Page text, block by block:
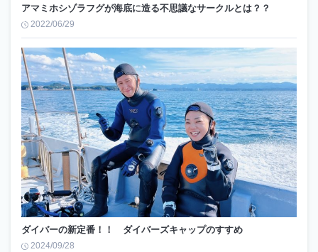
アマミホシゾラフグが海底に造る不思議なサークルとは？？
2022/06/29
ダイバーの新定番！！ ダイバーズキャップのすすめ
2024/09/28